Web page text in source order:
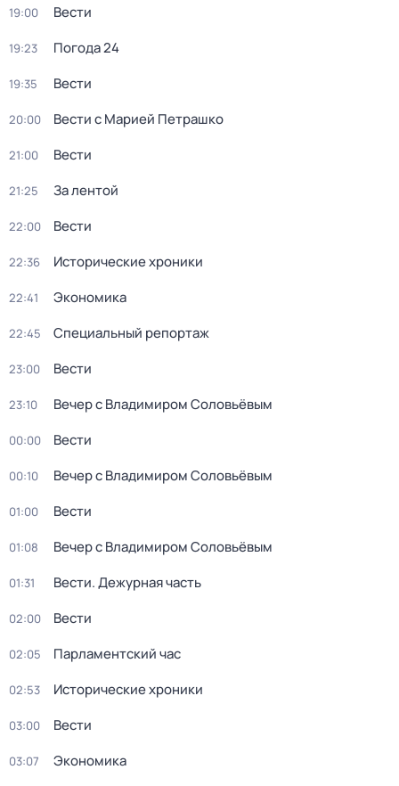
19:00 Вести
19:23 Погода 24
19:35 Вести
20:00 Вести с Марией Петрашко
21:00 Вести
21:25 За лентой
22:00 Вести
22:36 Исторические хроники
22:41 Экономика
22:45 Специальный репортаж
23:00 Вести
23:10 Вечер с Владимиром Соловьёвым
00:00 Вести
00:10 Вечер с Владимиром Соловьёвым
01:00 Вести
01:08 Вечер с Владимиром Соловьёвым
01:31 Вести. Дежурная часть
02:00 Вести
02:05 Парламентский час
02:53 Исторические хроники
03:00 Вести
03:07 Экономика